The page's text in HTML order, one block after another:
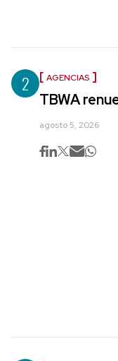
2 AGENCIAS
TBWA
agosto 5, 2026